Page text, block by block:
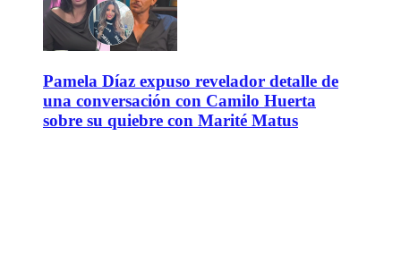
Pamela Díaz expuso revelador detalle de
una conversación con Camilo Huerta
sobre su quiebre con Marité Matus